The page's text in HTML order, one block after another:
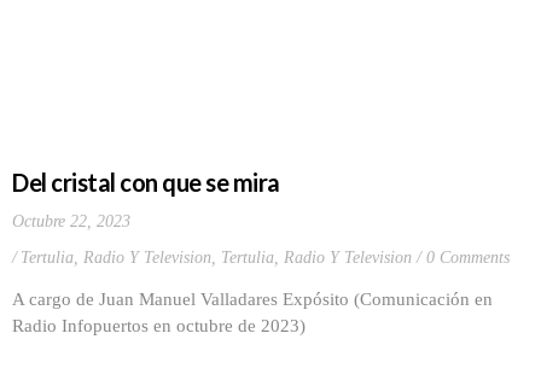
Del cristal con que se mira
Octubre 22, 2023
Tertulia, Radio Y Television, Tertulia, Radio Y Television 0 Comments
A cargo de Juan Manuel Valladares Expósito (Comunicación en
Radio Infopuertos en octubre de 2023)